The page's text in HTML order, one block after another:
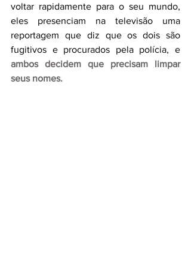
voltar rapidamente para o seu mundo,
eles presenciam na televisão uma
reportagem que diz que os dois são
ambos decidem que precisam limpar
seus nomes.